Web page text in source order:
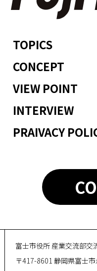
TOPICS
CONCEPT
VIEW POINT
INTERVIEW
PRAIVACY
富士市役所 産業交流部
〒417-8601 静岡県富士